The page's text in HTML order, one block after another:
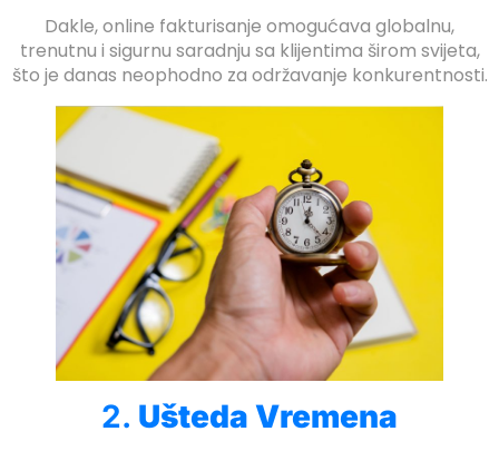
Dakle, online fakturisanje omogućava globalnu,
trenutnu i sigurnu saradnju sa klijentima širom svijeta,
što je danas neophodno za održavanje konkurentnosti.
2. Ušteda Vremena